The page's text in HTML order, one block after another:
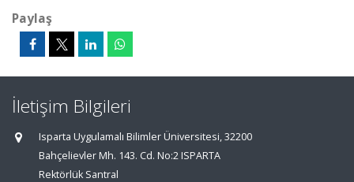
Paylaş
İletişim Bilgileri
Isparta Uygulamalı Bilimler Üniversitesi, 32200
Bahçelievler Mh. 143. Cd. No:2 ISPARTA
Rektörlük Santral